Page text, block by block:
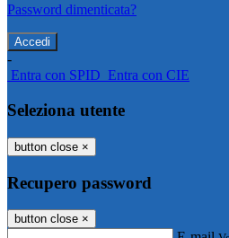
Password dimenticata?
-
Entra con SPID Entra con CIE
Seleziona utente
button close ×
Recupero password
button close ×